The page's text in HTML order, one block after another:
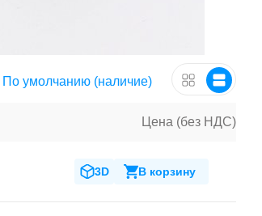
По умолчанию (наличие)
Цена (без НДС)
3D В корзину